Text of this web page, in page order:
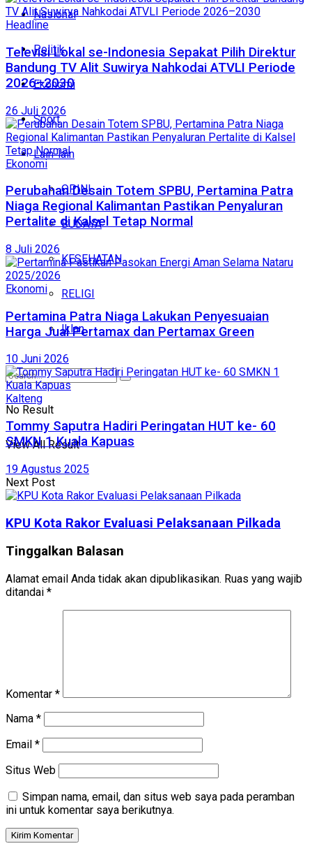
Nasional
Politik
Ekonomi
Sport
Lain-lain
OPINI
BUDAYA
KESEHATAN
RELIGI
Iklan
No Result
View All Result
Headline
Televisi Lokal se-Indonesia Sepakat Pilih Direktur
Bandung TV Alit Suwirya Nahkodai ATVLI Periode
2026–2030
26 Juli 2026
Ekonomi
Perubahan Desain Totem SPBU, Pertamina Patra
Niaga Regional Kalimantan Pastikan Penyaluran
Pertalite di Kalsel Tetap Normal
8 Juli 2026
Ekonomi
Pertamina Patra Niaga Lakukan Penyesuaian
Harga Jual Pertamax dan Pertamax Green
10 Juni 2026
Kalteng
Tommy Saputra Hadiri Peringatan HUT ke- 60
SMKN 1 Kuala Kapuas
19 Agustus 2025
Next Post
KPU Kota Rakor Evaluasi Pelaksanaan Pilkada
Tinggalkan Balasan
Alamat email Anda tidak akan dipublikasikan. Ruas yang wajib
ditandai *
Komentar *
Nama *
Email *
Situs Web
Simpan nama, email, dan situs web saya pada peramban
ini untuk komentar saya berikutnya.